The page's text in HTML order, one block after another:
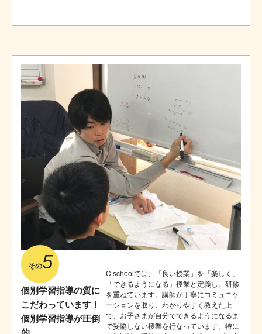
その5
個別学習指導の質に
こだわっています！
個別学習指導が圧倒
C.schoolでは、「良い授業」を「楽しく」
「できるようになる」授業と定義し、研修
を重ねています。講師が丁寧にコミュニケ
ーションを取り、わかりやすく教えた上
で、お子さまが自分でできるようになるま
で妥協しない授業を行なっています。特に